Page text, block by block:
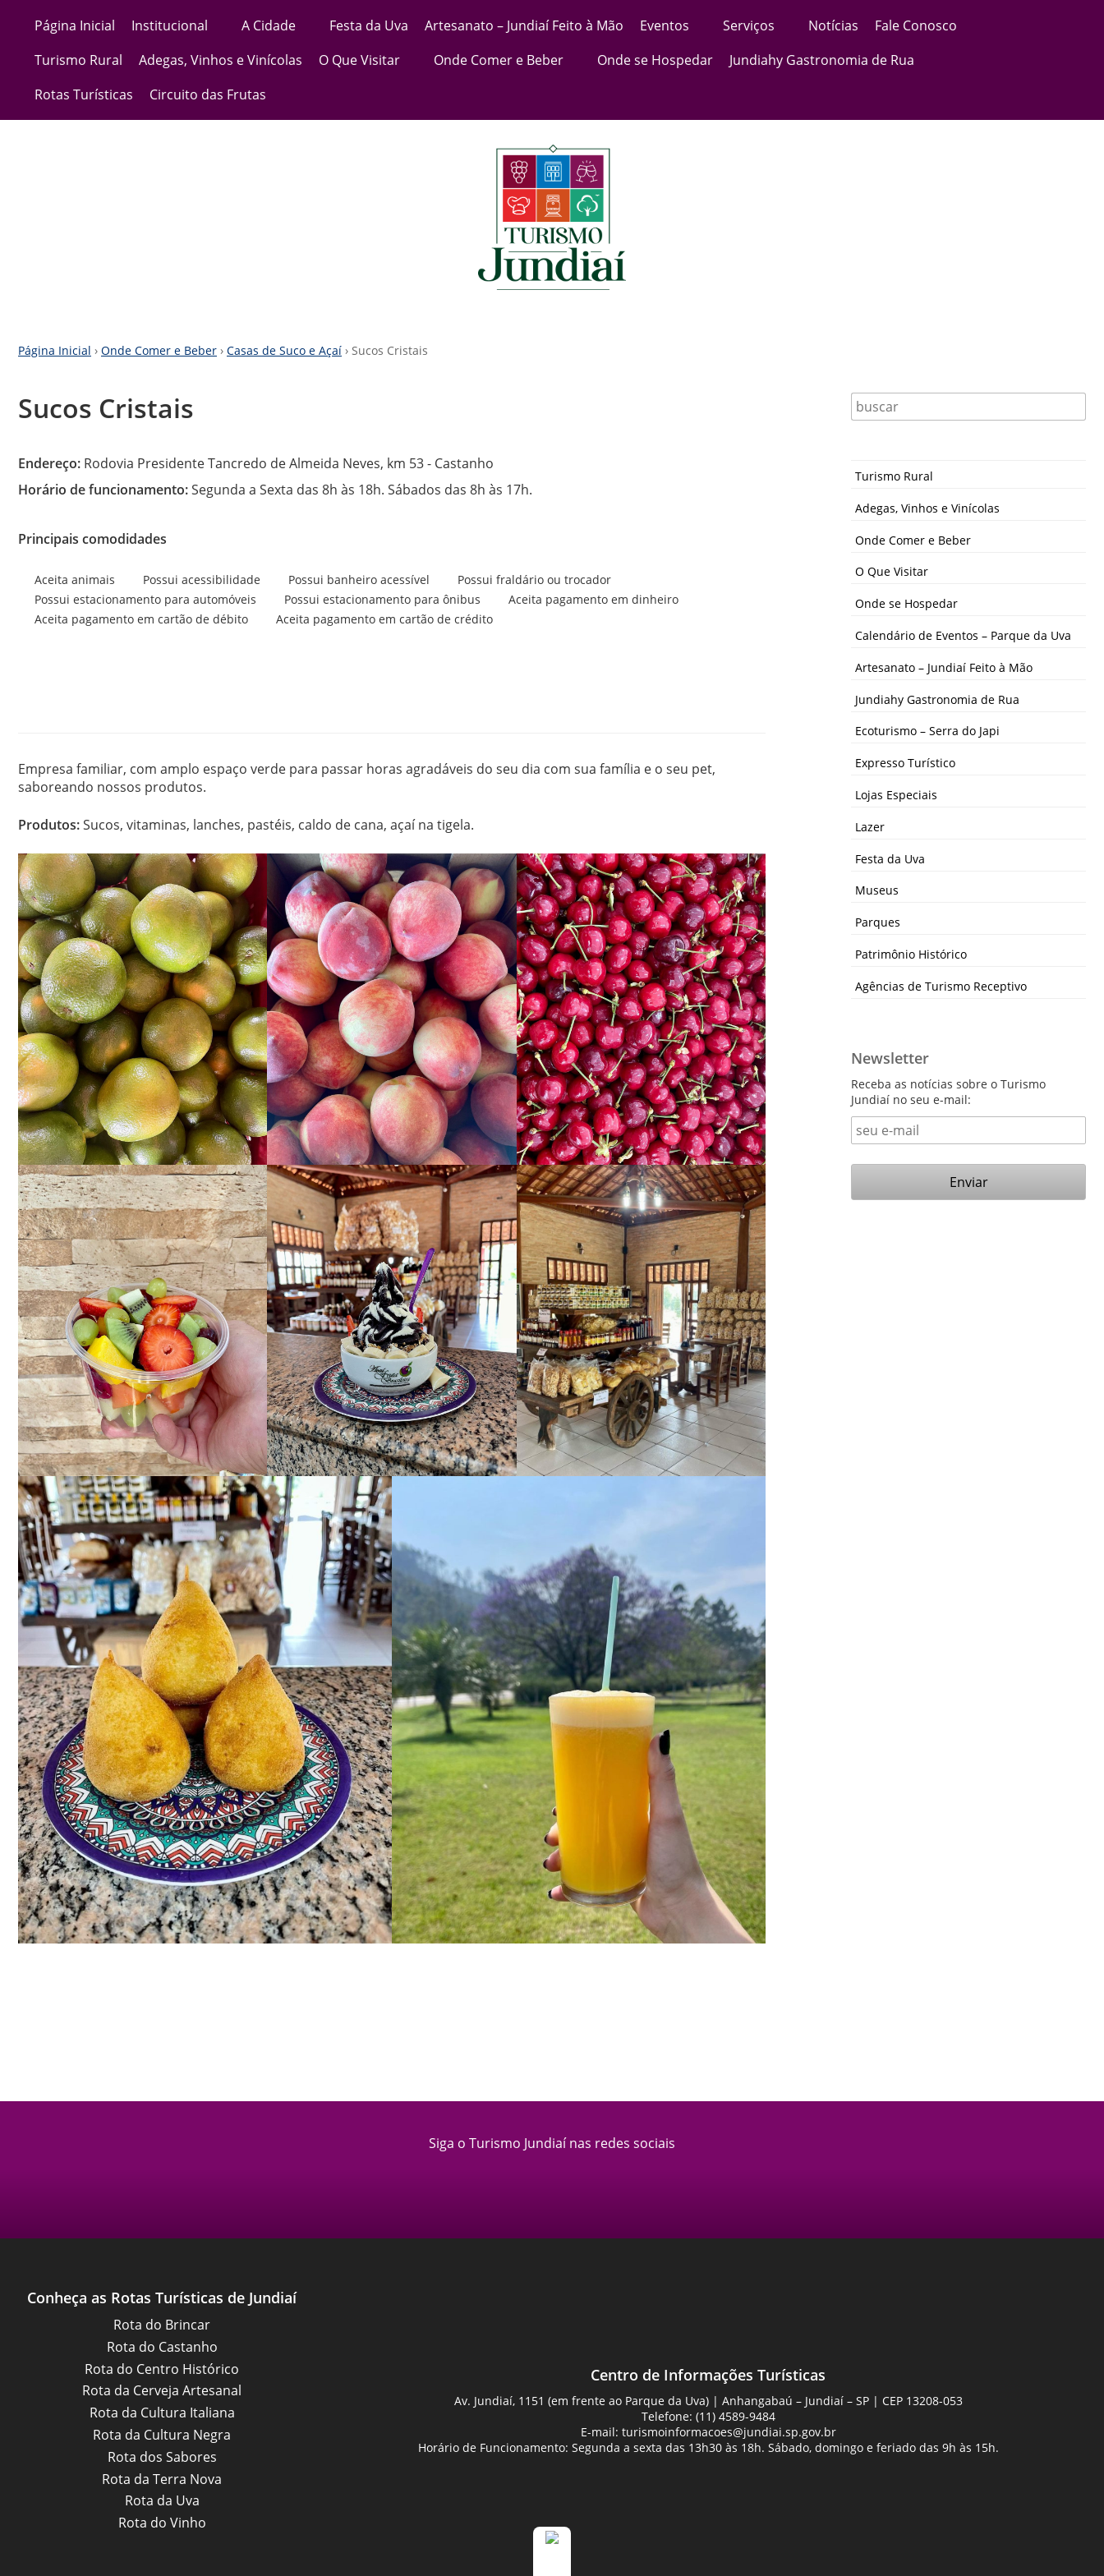
Página Inicial Institucional A Cidade Festa da Uva Artesanato – Jundiaí Feito à Mão Eventos Serviços Notícias
Fale Conosco
Turismo Rural
Adegas, Vinhos e Vinícolas O Que Visitar Onde Comer e Beber Onde se Hospedar
Jundiahy Gastronomia de Rua
Rotas Turísticas
Circuito das Frutas
Página Inicial › Onde Comer e Beber › Casas de Suco e Açaí › Sucos Cristais
Sucos Cristais
Endereço: Rodovia Presidente Tancredo de Almeida Neves, km 53 - Castanho
Horário de funcionamento:Segunda a Sexta das 8h às 18h. Sábados das 8h às 17h.
Principais comodidades
Aceita animais Possui acessibilidade Possui banheiro acessível
Possui fraldário ou trocador
Possui estacionamento para automóveis
Possui estacionamento para ônibus
Aceita pagamento em dinheiro
Aceita pagamento em cartão de débito
Aceita pagamento em cartão de crédito
Empresa familiar, com amplo espaço verde para passar horas agradáveis do seu dia com sua família e o seu pet,
saboreando nossos produtos.
Produtos:Sucos, vitaminas, lanches, pastéis, caldo de cana, açaí na tigela.
Turismo Rural
Adegas, Vinhos e Vinícolas
Onde Comer e Beber
O Que Visitar
Onde se Hospedar
Calendário de Eventos – Parque da Uva
Artesanato – Jundiaí Feito à Mão
Jundiahy Gastronomia de Rua
Ecoturismo – Serra do Japi
Expresso Turístico
Lojas Especiais
Lazer
Festa da Uva
Museus
Parques
Patrimônio Histórico
Agências de Turismo Receptivo
Newsletter
Receba as notícias sobre o Turismo
Jundiaí no seu e-mail:
Siga o Turismo Jundiaí nas redes sociais
Conheça as Rotas Turísticas de Jundiaí
Rota do Brincar
Rota do Castanho
Rota do Centro Histórico
Rota da Cerveja Artesanal
Rota da Cultura Italiana
Rota da Cultura Negra
Rota dos Sabores
Rota da Terra Nova
Rota da Uva
Rota do Vinho
Centro de Informações Turísticas
Av. Jundiaí, 1151 (em frente ao Parque da Uva) | Anhangabaú – Jundiaí – SP | CEP 13208-053
Telefone: (11) 4589-9484
E-mail: turismoinformacoes@jundiai.sp.gov.br
Horário de Funcionamento: Segunda a sexta das 13h30 às 18h. Sábado, domingo e feriado das 9h às 15h.